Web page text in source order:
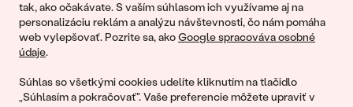
tak, ako očakávate. S vaším súhlasom ich využívame aj na
personalizáciu reklám a analýzu návštevnosti, čo nám pomáha
web vylepšovať. Pozrite sa, akoGoogle spracováva osobné
údaje.
Súhlas so všetkými cookies udelíte kliknutím na tlačidlo
„Súhlasím a pokračovať". Vaše preferencie môžete upraviť v